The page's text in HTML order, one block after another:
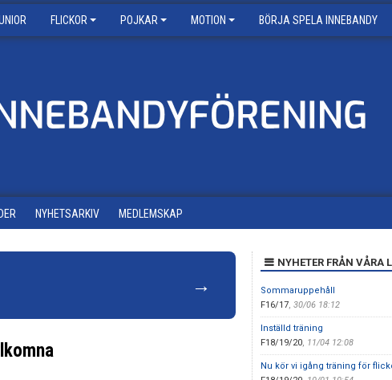
FLICKOR POJKAR MOTION BÖRJA SPELA INNEBANDY
NYHETSARKIV MEDLEMSKAP
→
NYHETER FRÅN VÅRA
Sommaruppehåll
F16/17, 30/06 18:12
Inställd träning
F18/19/20, 11/04 12:08
Nu kör vi igång träning för